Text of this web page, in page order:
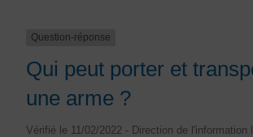
Question-réponse
Qui peut porter et
une arme ?
Vérifié le 11/02/2022 - Direction de l'information